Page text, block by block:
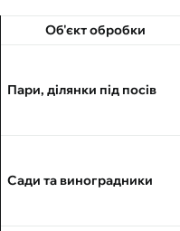
Об'єкт обробки
Пари, ділянки під посів
Сади та виноградники